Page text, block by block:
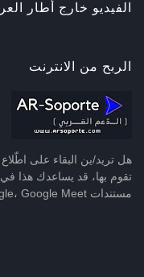
الفيديو خارج أطار
الربح من الانترنت
تقوم بها، قد يساعدك هذا
مستندات Google، Google Meet...